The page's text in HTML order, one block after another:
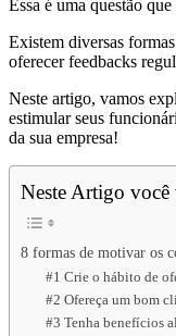
Essa é uma questão
Existem diversas
oferecer feedbacks
Neste artigo, vamos
estimular seus
da sua empresa!
Neste Artigo você
8 formas de motivar os
#1 Crie o hábito de
#2 Ofereça um bom
#3 Tenha benefícios